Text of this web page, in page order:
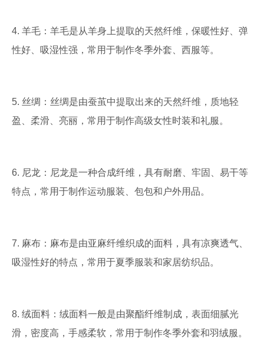
4. 羊毛：羊毛是从羊身上提取的天然纤维，保暖性好、弹
性好、吸湿性强，常用于制作冬季外套、西服等。
5. 丝绸：丝绸是由蚕茧中提取出来的天然纤维，质地轻
盈、柔滑、亮丽，常用于制作高级女性时装和礼服。
6. 尼龙：尼龙是一种合成纤维，具有耐磨、牢固、易干等
特点，常用于制作运动服装、包包和户外用品。
7. 麻布：麻布是由亚麻纤维织成的面料，具有凉爽透气、
吸湿性好的特点，常用于夏季服装和家居纺织品。
8. 绒面料：绒面料一般是由聚酯纤维制成，表面细腻光
滑，密度高，手感柔软，常用于制作冬季外套和羽绒服。